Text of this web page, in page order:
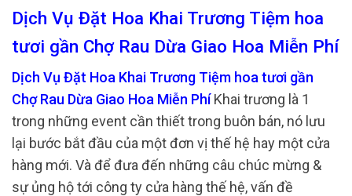
Dịch Vụ Đặt Hoa Khai Trương Tiệm hoa
tươi gần Chợ Rau Dừa Giao Hoa Miễn Phí
Dịch Vụ Đặt Hoa Khai Trương Tiệm hoa tươi gần
Chợ Rau Dừa Giao Hoa Miễn PhíKhai trương là 1
trong những event cần thiết trong buôn bán, nó lưu
lại bước bắt đầu của một đơn vị thế hệ hay một cửa
hàng mới. Và để đưa đến những câu chúc mừng &
sự ủng hộ tới công ty cửa hàng thế hệ, vấn đề